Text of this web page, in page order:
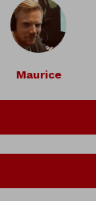
Maurice